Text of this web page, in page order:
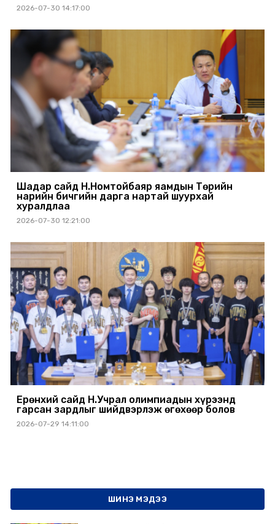
2026-07-30 14:17:00
Шадар сайд Н.Номтойбаяр яамдын Төрийн
нарийн бичгийн дарга нартай шуурхай
хуралдлаа
2026-07-30 12:21:00
Ерөнхий сайд Н.Учрал олимпиадын хүрээнд
гарсан зардлыг шийдвэрлэж өгөхөөр болов
2026-07-29 14:11:00
ШИНЭ МЭДЭЭ